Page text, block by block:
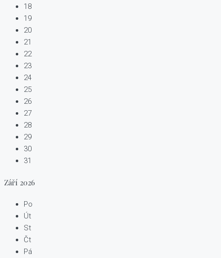
18
19
20
21
22
23
24
25
26
27
28
29
30
31
Září 2026
Po
Út
St
Čt
Pá